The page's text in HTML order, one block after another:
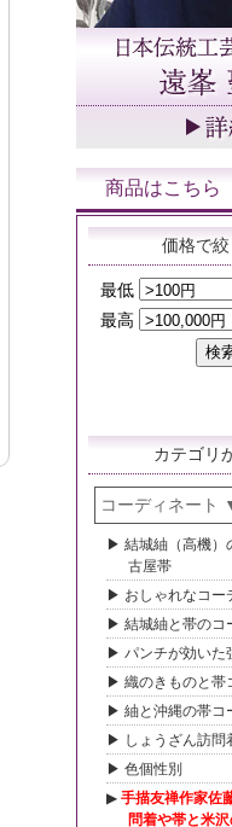
商品はこちら
価格で
カテゴリ
コーディネート
結城紬（高機）
古屋帯
おしゃれなコー
結城紬と帯のコ
パンチが効いた
織のきものと帯
紬と沖縄の帯コ
しょうざん訪問
色個性別
手描友禅作家佐
問着や帯と米